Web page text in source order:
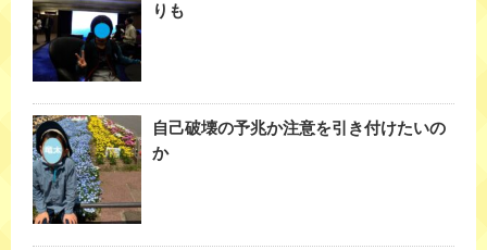
りも
自己破壊の予兆か注意を引き付けたいの
か